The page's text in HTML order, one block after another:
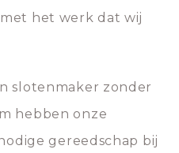
het werk dat wij
slotenmaker zonder
hebben onze
gereedschap bij